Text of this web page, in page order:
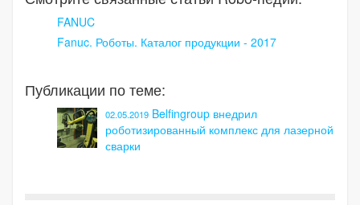
FANUC
Fanuc. Роботы. Каталог продукции - 2017
Публикации по теме:
02.05.2019 Belfingroup внедрил
роботизированный комплекс для лазерной
сварки